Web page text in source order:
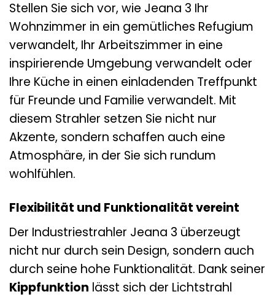
Stellen Sie sich vor, wie Jeana 3 Ihr
Wohnzimmer in ein gemütliches Refugium
verwandelt, Ihr Arbeitszimmer in eine
inspirierende Umgebung verwandelt oder
Ihre Küche in einen einladenden Treffpunkt
für Freunde und Familie verwandelt. Mit
diesem Strahler setzen Sie nicht nur
Akzente, sondern schaffen auch eine
Atmosphäre, in der Sie sich rundum
wohlfühlen.
Flexibilität und Funktionalität vereint
Der Industriestrahler Jeana 3 überzeugt
nicht nur durch sein Design, sondern auch
durch seine hohe Funktionalität. Dank seiner
Kippfunktion lässt sich der Lichtstrahl